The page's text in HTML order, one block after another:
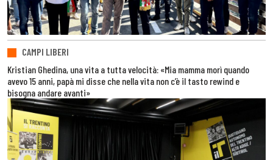
CAMPI LIBERI
Kristian Ghedina, una vita a tutta velocità: «Mia mamma morì quando
avevo 15 anni, papà mi disse che nella vita non c’è il tasto rewind e
bisogna andare avanti»